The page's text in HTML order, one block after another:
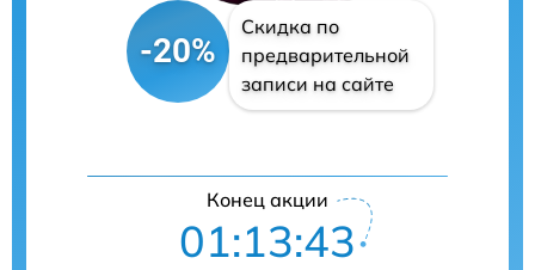
-20%
Скидка по
предварительной
записи на сайте
Конец акции
01:13:42